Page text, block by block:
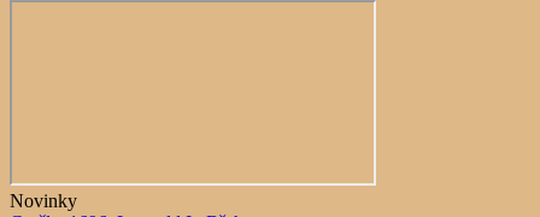
Novinky